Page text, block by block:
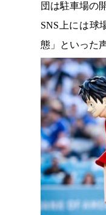
団は駐車場の
SNS上には球
態」といった